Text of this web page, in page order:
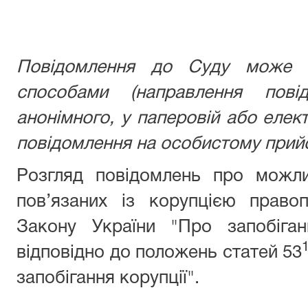
Повідомлення до Суду може
способами (направлення
анонімного, у паперовій або
повідомлення на особистому
Розгляд повідомлень про
пов’язаних із корупцією
Закону України "Про
відповідно до положень статей 53
запобігання корупції".